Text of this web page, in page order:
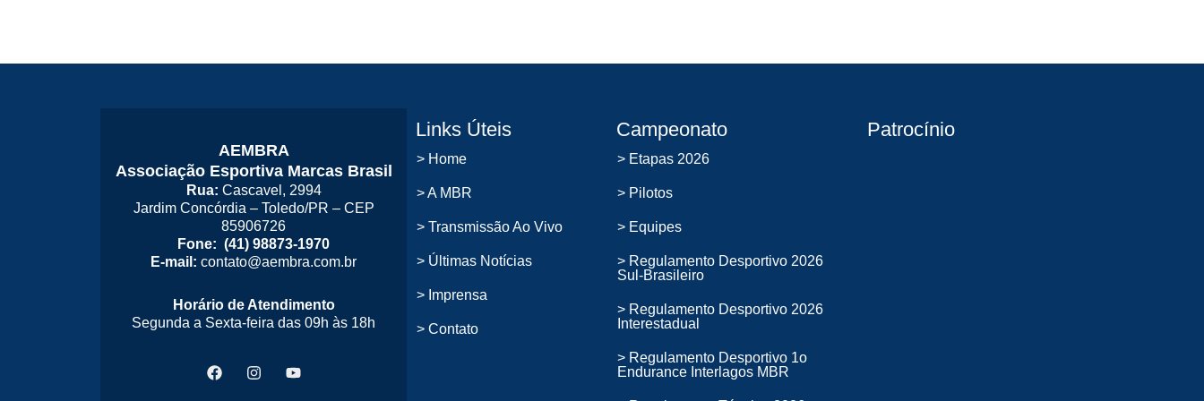
AEMBRA
Associação Esportiva Marcas Brasil
Rua: Cascavel, 2994
Jardim Concórdia – Toledo/PR – CEP
85906726
Fone: (41) 98873-1970
E-mail: contato@aembra.com.br
Horário de Atendimento
Segunda a Sexta-feira das 09h às 18h
F
a
I
n
Y
o
Links Úteis
> Home
> A MBR
> Transmissão Ao Vivo
> Últimas Notícias
> Imprensa
> Contato
Campeonato
> Etapas 2026
> Pilotos
> Equipes
> Regulamento Desportivo 2026
Sul-Brasileiro
> Regulamento Desportivo 2026
Interestadual
> Regulamento Desportivo 1o
Endurance Interlagos MBR
Patrocínio